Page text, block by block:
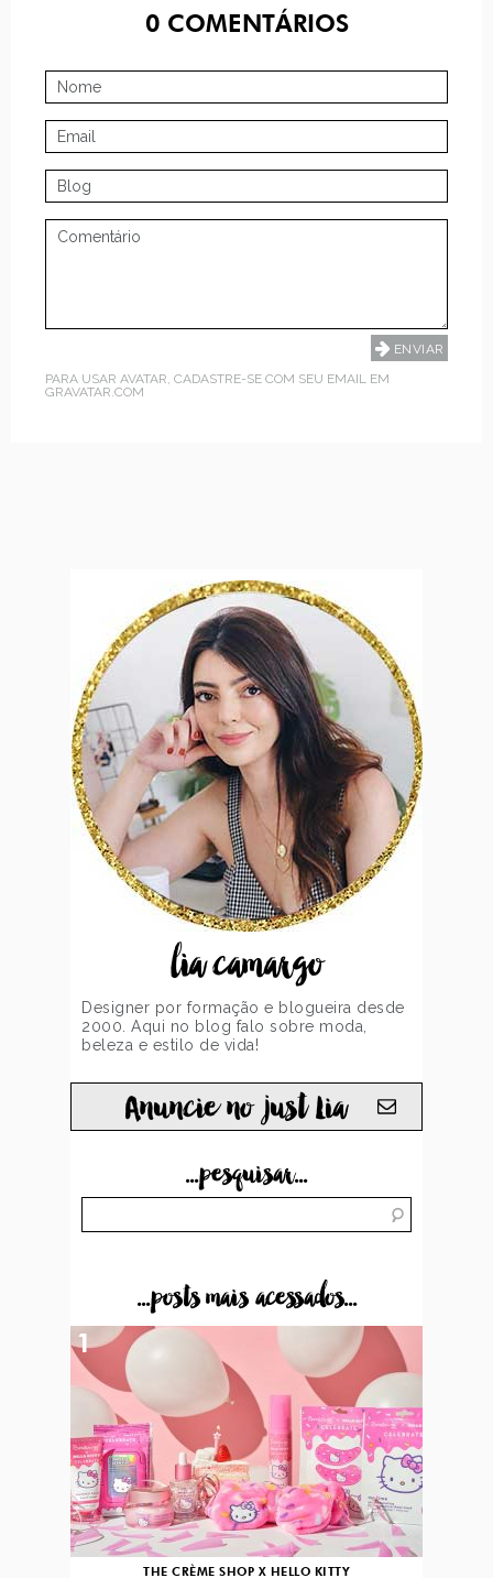
0COMENTÁRIOS
PARA USAR AVATAR, CADASTRE-SE COM SEU EMAIL EM
GRAVATAR.COM
lia camargo
Designer por formação e blogueira desde
2000. Aqui no blog falo sobre moda,
beleza e estilo de vida!
Anuncie no just Lia
...pesquisar...
...posts mais acessados...
THE CRÈME SHOP X HELLO KITTY
1